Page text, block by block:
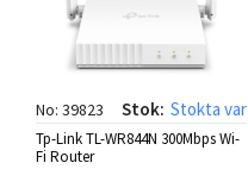
No: 39823 Stok: Stokta var
Tp-Link TL-WR844N 300Mbps Wi-
Fi Router